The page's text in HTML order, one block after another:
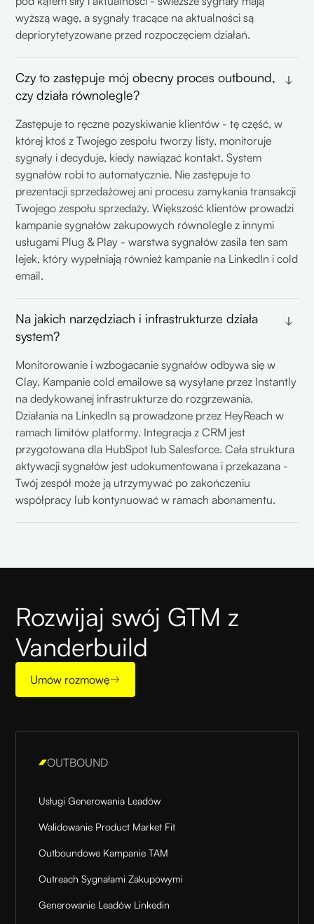
wyższą wagę, a sygnały tracące na aktualności są
depriorytetyzowane przed rozpoczęciem działań.
Czy to zastępuje mój obecny proces outbound,
czy działa równolegle?
Zastępuje to ręczne pozyskiwanie klientów - tę część, w
której ktoś z Twojego zespołu tworzy listy, monitoruje
sygnały i decyduje, kiedy nawiązać kontakt. System
sygnałów robi to automatycznie. Nie zastępuje to
prezentacji sprzedażowej ani procesu zamykania transakcji
Twojego zespołu sprzedaży. Większość klientów prowadzi
kampanie sygnałów zakupowych równolegle z innymi
usługami Plug & Play - warstwa sygnałów zasila ten sam
lejek, który wypełniają również kampanie na LinkedIn i cold
email.
Na jakich narzędziach i infrastrukturze działa
system?
Monitorowanie i wzbogacanie sygnałów odbywa się w
Clay. Kampanie cold emailowe są wysyłane przez Instantly
na dedykowanej infrastrukturze do rozgrzewania.
Działania na LinkedIn są prowadzone przez HeyReach w
ramach limitów platformy. Integracja z CRM jest
przygotowana dla HubSpot lub Salesforce. Cała struktura
aktywacji sygnałów jest udokumentowana i przekazana -
Twój zespół może ją utrzymywać po zakończeniu
współpracy lub kontynuować w ramach abonamentu.
Rozwijaj swój GTM z
Vanderbuild
Umów rozmowę
OUTBOUND
Usługi Generowania Leadów
Walidowanie Product Market Fit
Outboundowe Kampanie TAM
Outreach Sygnałami Zakupowymi
Generowanie Leadów Linkedin